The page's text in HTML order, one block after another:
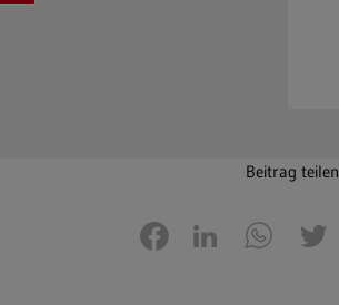
Beitrag teilen